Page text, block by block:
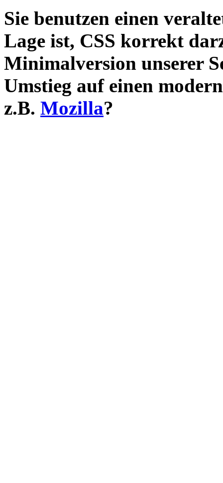
Sie benutzen einen
Lage ist, CSS korrekt
Minimalversion unserer
Umstieg auf einen
z.B. Mozilla?